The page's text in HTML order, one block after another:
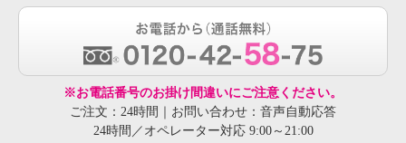
※お電話番号のお掛け間違いにご注意ください。
ご注文：24時間｜お問い合わせ：音声自動応答
24時間／オペレーター対応 9:00～21:00